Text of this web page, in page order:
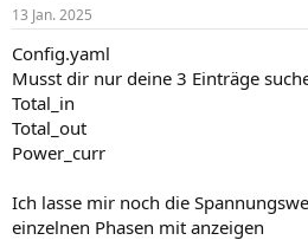
13 Jan. 2025
Config.yaml
Musst dir nur deine 3 Einträge
Total_in
Total_out
Power_curr
Ich lasse mir noch die
einzelnen Phasen mit anzeigen